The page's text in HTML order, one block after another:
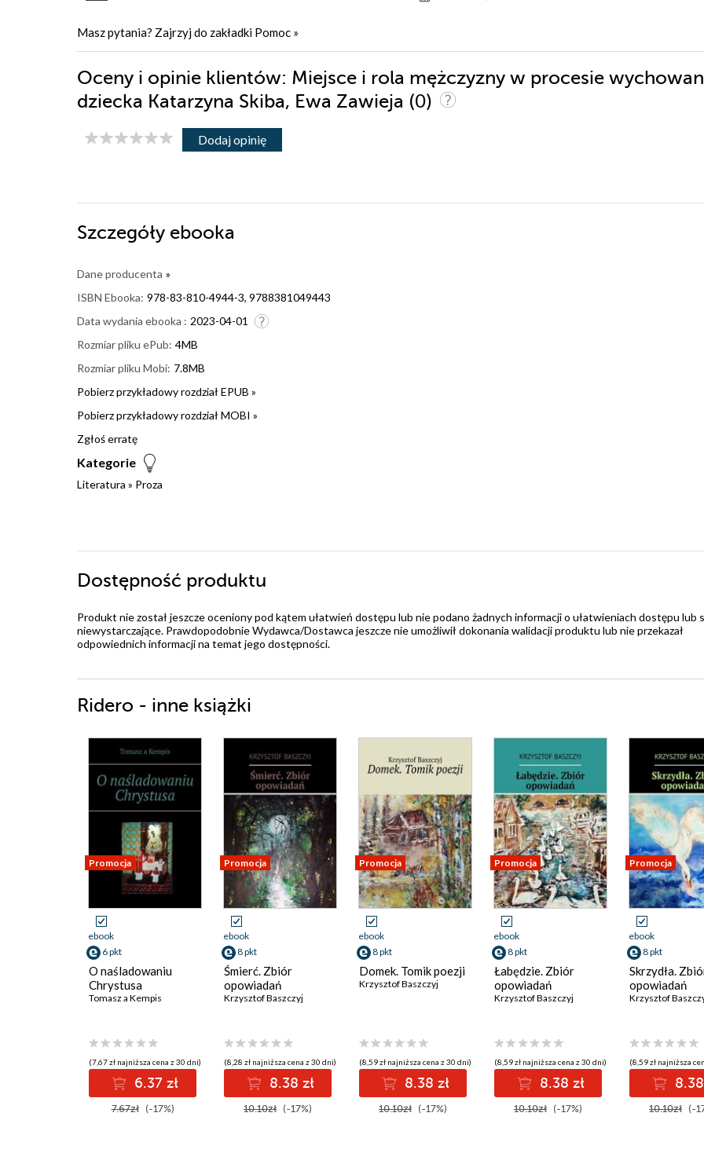
Masz pytania? Zajrzyj do zakładki Pomoc »
Oceny i opinie klientów: Miejsce i rola mężczyzny w procesie
dziecka Katarzyna Skiba, Ewa Zawieja (0)
Dodaj opinię
Szczegóły ebooka
Dane producenta »
ISBN Ebooka: 978-83-810-4944-3, 9788381049443
Data wydania ebooka : 2023-04-01
Rozmiar pliku ePub: 4MB
Rozmiar pliku Mobi: 7.8MB
Pobierz przykładowy rozdział EPUB »
Pobierz przykładowy rozdział MOBI »
Zgłoś erratę
Kategorie
Literatura » Proza
Dostępność produktu
Produkt nie został jeszcze oceniony pod kątem ułatwień dostępu lub nie podano żadnych informacji o ułatwieniach dostępu lub
niewystarczające. Prawdopodobnie Wydawca/Dostawca jeszcze nie umożliwił dokonania walidacji produktu lub nie przekazał
odpowiednich informacji na temat jego dostępności.
Ridero - inne książki
Promocja
ebook
6 pkt
O naśladowaniu
Chrystusa
Tomasz a Kempis
(7,67 zł najniższa cena z 30 dni)
6.37 zł
7.67zł (-17%)
Promocja
ebook
8 pkt
Śmierć. Zbiór
opowiadań
Krzysztof Baszczyj
(8,28 zł najniższa cena z 30 dni)
8.38 zł
10.10zł (-17%)
Promocja
ebook
8 pkt
Domek. Tomik poezji
Krzysztof Baszczyj
(8,59 zł najniższa cena z 30 dni)
8.38 zł
10.10zł (-17%)
Promocja
ebook
8 pkt
Łabędzie. Zbiór
opowiadań
Krzysztof Baszczyj
(8,59 zł najniższa cena z 30 dni)
8.38 zł
10.10zł (-17%)
Promocja
ebook
8 pkt
Skrzydła.
opowiadań
Krzysztof
(8,59 zł najniższa
10.10zł (-